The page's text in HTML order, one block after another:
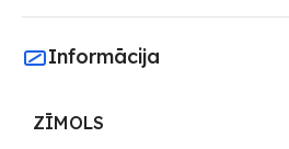
Informācija
ZĪMOLS